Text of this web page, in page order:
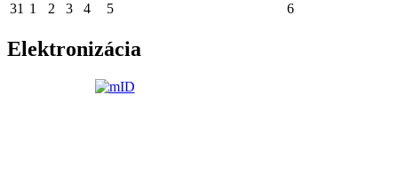
31 1 2 3 4 5 6
Elektronizácia